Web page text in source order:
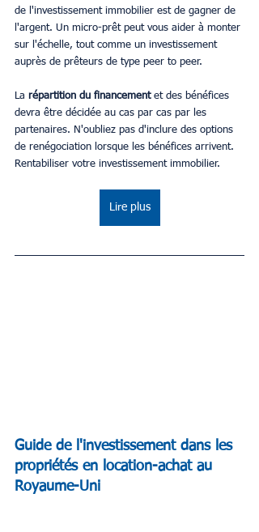
de l'investissement immobilier est de gagner de
l'argent. Un micro-prêt peut vous aider à monter
sur l'échelle, tout comme un investissement
auprès de prêteurs de type peer to peer.
La répartition du financement et des bénéfices
devra être décidée au cas par cas par les
partenaires. N'oubliez pas d'inclure des options
de renégociation lorsque les bénéfices arrivent.
Rentabiliser votre investissement immobilier.
Lire plus
Guide de l'investissement dans les
propriétés en location-achat au
Royaume-Uni